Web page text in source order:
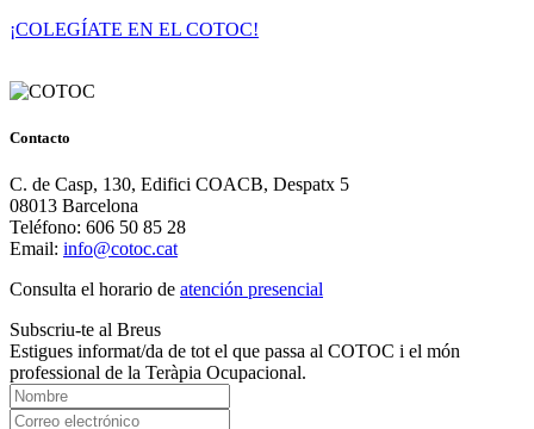
¡COLEGÍATE EN EL COTOC!
Contacto
C. de Casp, 130, Edifici COACB, Despatx 5
08013 Barcelona
Teléfono: 606 50 85 28
Email: info@cotoc.cat
Consulta el horario de atención presencial
Subscriu-te al Breus
Estigues informat/da de tot el que passa al COTOC i el món
professional de la Teràpia Ocupacional.